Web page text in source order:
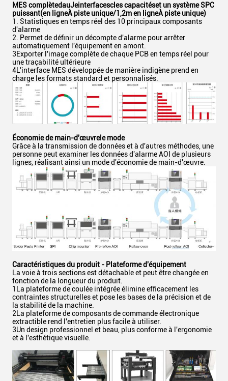
MES complètedauJeinterfacescles capacitéset un système SPC
puissant(en ligneÀ piste unique/1,2m en ligneÀ piste unique)
1. Statistiques en temps réel des 10 principaux composants
d'alarme
2. Permet de définir un décompte d'alarme pour arrêter
automatiquement l'équipement en amont.
3Exporter l'image complète de chaque PCB en temps réel pour
une traçabilité ultérieure
4L'interface MES développée de manière indigène prend en
charge les formats standard et personnalisés.
Économie de main-d'œuvrele mode
Grâce à la transmission de données et à d'autres méthodes, une
personne peut examiner les données d'alarme AOI de plusieurs
lignes, réalisant ainsi un mode d'économie de main-d'œuvre.
Caractéristiques du produit - Plateforme d'équipement
La voie à trois sections est détachable et peut être changée en
fonction de la longueur du produit.
1La plateforme de coulée intégrée élimine efficacement les
contraintes structurelles et pose les bases de la précision et de
la stabilité de la machine.
2La plateforme de composants de commande électronique
extractible rend l'entretien plus facile à utiliser.
3Un design professionnel et beau, plus conforme à l'ergonomie
et à l'esthétique visuelle.